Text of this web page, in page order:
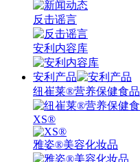
反击谣言
安利内容库
安利产品
纽崔莱®营养保健食品
XS®
雅姿®美容化妆品